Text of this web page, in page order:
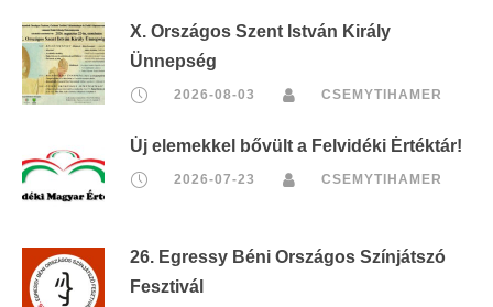
X. Országos Szent István Király
Ünnepség
2026-08-03 CSEMYTIHAMER
Új elemekkel bővült a Felvidéki Értéktár!
2026-07-23 CSEMYTIHAMER
26. Egressy Béni Országos Színjátszó
Fesztivál